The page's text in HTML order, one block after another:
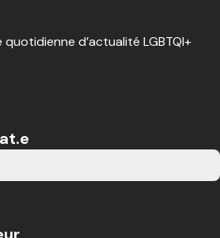
d’actualité LGBTQI+